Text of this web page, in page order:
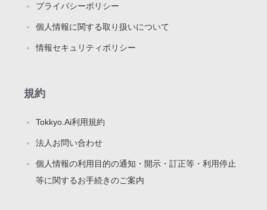
プライバシーポリシー
個人情報に関する取り扱いについて
情報セキュリティポリシー
規約
Tokkyo.Ai利用規約
法人お問い合わせ
個人情報の利用目的の通知・開示・訂正等・利用停止
等に関するお手続きのご案内